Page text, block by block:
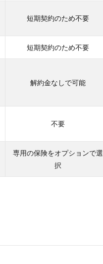
短期契約のため不要
短期契約のため不要
解約金なしで可能
不要
専用の保険をオプションで選
択